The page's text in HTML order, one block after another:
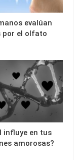
evalúan
por el olfato
influye en tus
amorosas?